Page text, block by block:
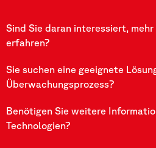
Sind Sie daran interessiert,
erfahren?
Sie suchen eine geeignete
Überwachungsprozess?
Benötigen Sie weitere
Technologien?